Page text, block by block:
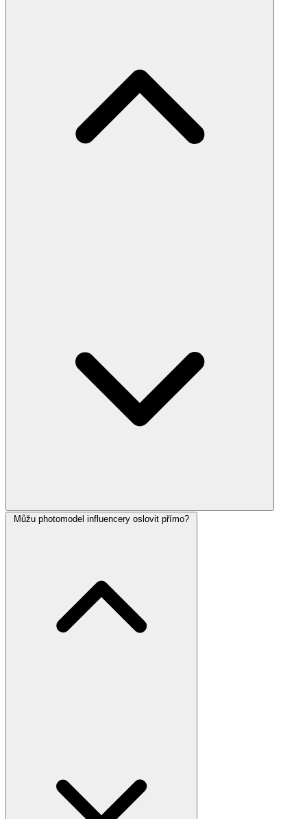
Můžu photomodel influencery oslovit přímo?